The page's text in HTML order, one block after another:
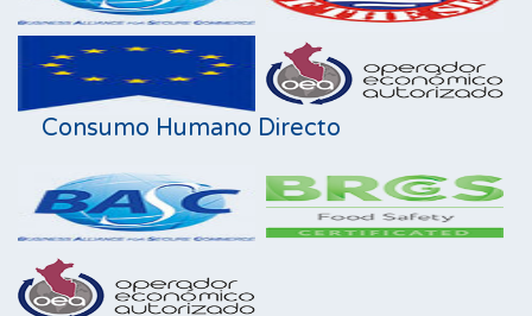
Consumo Humano Directo